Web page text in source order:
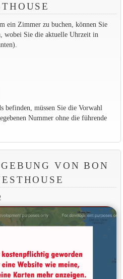
ein Zimmer zu buchen, können Sie
wobei Sie die aktuelle Uhrzeit in
befinden, müssen Sie die Vorwahl
Nummer ohne die führende
VON BON